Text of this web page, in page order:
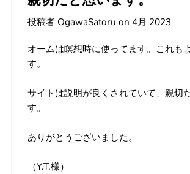
投稿者 OgawaSatoru on 4月 2023
オームは瞑想時に使ってます。これも
す。
サイトは説明が良くされていて、親切
す。
ありがとうございました。
（Y.T.様）